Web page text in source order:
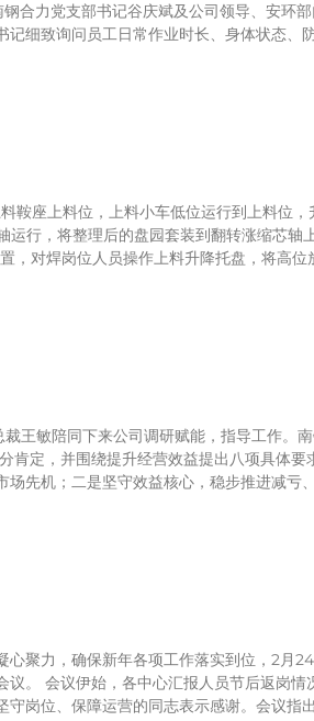
合力党支部书记谷庆斌及公司领导、安环
细致询问员工日常作业时长、身体状态、
鞍座上料位，上料小车低位运行到上料位
行，将整理后的盘园套装到翻转涨缩芯轴
，对焊岗位人员操作上料升降托盘，将高位
王敏陪同下来公司调研赋能，指导工作。
定，并围绕提升经营效益提出八项具体要
先机；二是坚守效益核心，稳步推进减亏
聚力，确保新年各项工作落实到位，2月
。 会议伊始，各中心汇报人员节后返岗情
岗位、保障运营的同志表示感谢。会议指